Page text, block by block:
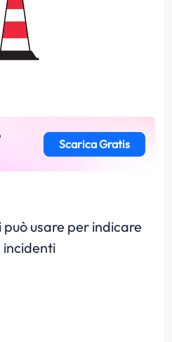
Scarica Gratis
usare per indicare